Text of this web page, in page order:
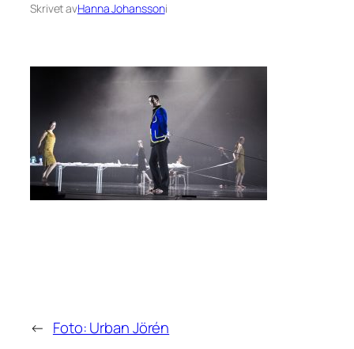
Skrivet avHanna Johanssoni
← Foto: Urban Jörén